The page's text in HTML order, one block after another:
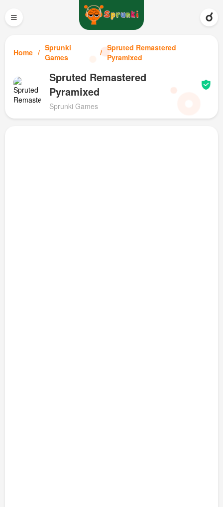
≡
Home
Sprunki
Games
Spruted Remastered
Pyramixed
Spruted Remastered
Pyramixed
Sprunki Games